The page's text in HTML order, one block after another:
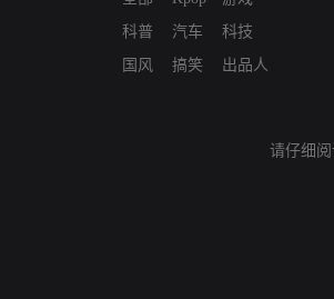
科普
国风
汽车
搞笑
科技
出品人
请仔细阅